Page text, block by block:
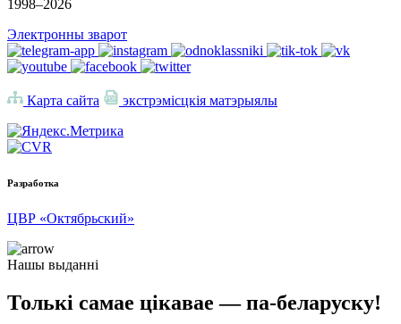
1998–2026
Электронны зварот
Карта сайта экстрэмісцкія матэрыялы
Разработка
ЦВР «Октябрьский»
Нашы выданні
Толькі самае цікавае — па-беларуску!